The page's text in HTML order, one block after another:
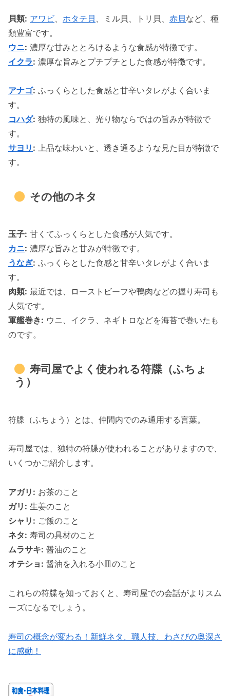
貝類: アワビ ホタテ貝 、ミル貝、トリ貝、 赤貝など、種
類豊富です。
ウニ: 濃厚な甘みととろけるような食感が特徴です。
イクラ: 濃厚な旨みとプチプチとした食感が特徴です。
アナゴ: ふっくらとした食感と甘辛いタレがよく合いま
す。
コハダ: 独特の風味と、光り物ならではの旨みが特徴で
す。
サヨリ : 上品な味わいと、透き通るような見た目が特徴で
す。
その他のネタ
玉子: 甘くてふっくらとした食感が人気です。
カニ: 濃厚な旨みと甘みが特徴です。
うなぎ: ふっくらとした食感と甘辛いタレがよく合いま
す。
肉類: 最近では、ローストビーフや鴨肉などの握り寿司も
人気です。
軍艦巻き: ウニ、イクラ、ネギトロなどを海苔で巻いたも
のです。
寿司屋でよく使われる符牒（ふちょ
う）
符牒（ふちょう）とは、仲間内でのみ通用する言葉。
寿司屋では、独特の符牒が使われることがありますので、
いくつかご紹介します。
アガリ: お茶のこと
ガリ: 生姜のこと
シャリ: ご飯のこと
ネタ: 寿司の具材のこと
ムラサキ: 醤油のこと
オテショ: 醤油を入れる小皿のこと
これらの符牒を知っておくと、寿司屋での会話がよりスム
ーズになるでしょう。
寿司の概念が変わる！新鮮ネタ、職人技、わさびの奥深さ
に感動！